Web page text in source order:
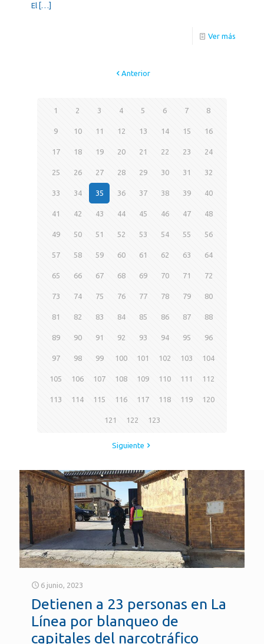
El […]
Ver más
Anterior
1 2 3 4 5 6 7 8
9 10 11 12 13 14 15 16
17 18 19 20 21 22 23 24
25 26 27 28 29 30 31 32
33 34 35 36 37 38 39 40
41 42 43 44 45 46 47 48
49 50 51 52 53 54 55 56
57 58 59 60 61 62 63 64
65 66 67 68 69 70 71 72
73 74 75 76 77 78 79 80
81 82 83 84 85 86 87 88
89 90 91 92 93 94 95 96
97 98 99 100 101 102 103 104
105 106 107 108 109 110 111 112
113 114 115 116 117 118 119 120
121 122 123
Siguiente
6 junio, 2023
Detienen a 23 personas en La
Línea por blanqueo de
capitales del narcotráfico